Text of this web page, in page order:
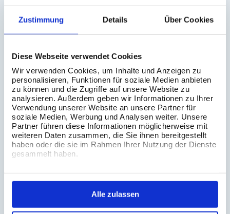
Zustimmung Details Über Cookies
Diese Webseite verwendet Cookies
Wir verwenden Cookies, um Inhalte und Anzeigen zu
personalisieren, Funktionen für soziale Medien anbieten
zu können und die Zugriffe auf unsere Website zu
analysieren. Außerdem geben wir Informationen zu Ihrer
Verwendung unserer Website an unsere Partner für
soziale Medien, Werbung und Analysen weiter. Unsere
Partner führen diese Informationen möglicherweise mit
weiteren Daten zusammen, die Sie ihnen bereitgestellt
haben oder die sie im Rahmen Ihrer Nutzung der Dienste
gesammelt haben.
Alle zulassen
03 Aug 2026
Composable Data Sources in Tableau